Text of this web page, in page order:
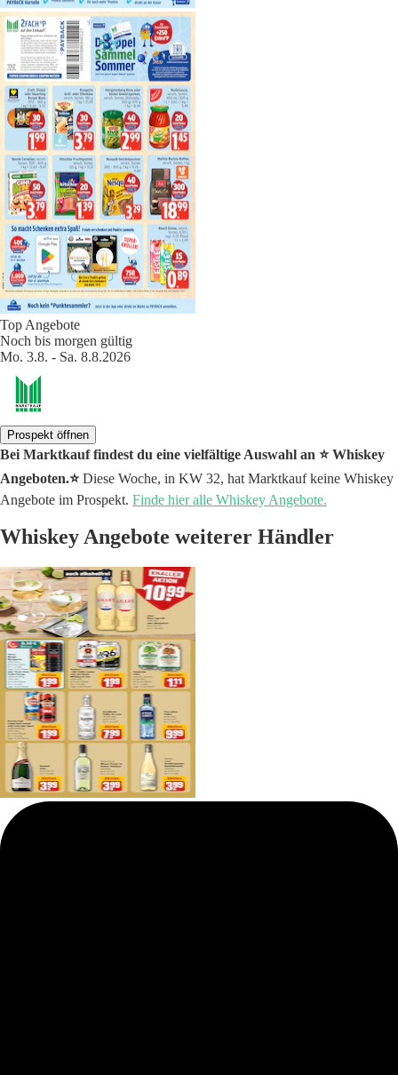
Top Angebote
Noch bis morgen gültig
Mo. 3.8. - Sa. 8.8.2026
Prospekt öffnen
Bei Marktkauf findest du eine vielfältige Auswahl an ⭐️ Whiskey
Angeboten.⭐️Diese Woche, in KW 32, hat Marktkauf keine Whiskey
Angebote im Prospekt. Finde hier alle Whiskey Angebote.
Whiskey Angebote weiterer Händler